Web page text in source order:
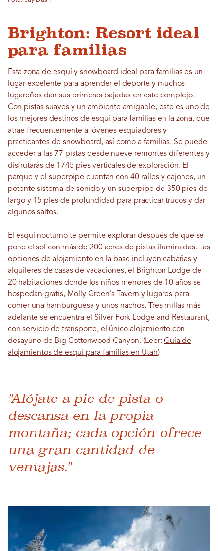
Brighton: Resort ideal
para familias
Esta zona de esquí y snowboard ideal para familias es un
lugar excelente para aprender el deporte y muchos
lugareños dan sus primeras bajadas en este complejo.
Con pistas suaves y un ambiente amigable, este es uno de
los mejores destinos de esquí para familias en la zona, que
atrae frecuentemente a jóvenes esquiadores y
practicantes de snowboard, así como a familias. Se puede
acceder a las 77 pistas desde nueve remontes diferentes y
disfrutarás de 1745 pies verticales de exploración. El
parque y el superpipe cuentan con 40 raíles y cajones, un
potente sistema de sonido y un superpipe de 350 pies de
largo y 15 pies de profundidad para practicar trucos y dar
algunos saltos.
El esquí nocturno te permite explorar después de que se
pone el sol con más de 200 acres de pistas iluminadas. Las
opciones de alojamiento en la base incluyen cabañas y
alquileres de casas de vacaciones, el Brighton Lodge de
20 habitaciones donde los niños menores de 10 años se
hospedan gratis, Molly Green's Tavern y lugares para
comer una hamburguesa y unos nachos. Tres millas más
adelante se encuentra el Silver Fork Lodge and Restaurant,
con servicio de transporte, el único alojamiento con
desayuno de Big Cottonwood Canyon. (Leer: Guía de
alojamientos de esquí para familias en Utah)
"Alójate a pie de pista o
descansa en la propia
montaña; cada opción ofrece
una gran cantidad de
ventajas."